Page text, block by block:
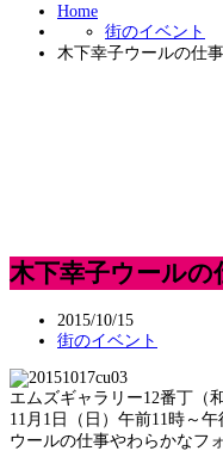
Home
街のイベント
木下幸子ウールの仕事
木下幸子ウールの
2015/10/15
街のイベント
エムズギャラリー12番丁（
11月1日（日）午前11時～
ウールの仕事やわらかなフ